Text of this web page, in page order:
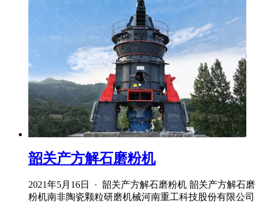
韶关产方解石磨粉机
2021年5月16日 · 韶关产方解石磨粉机 韶关产方解石磨
粉机南非陶瓷颗粒研磨机械河南重工科技股份有限公司